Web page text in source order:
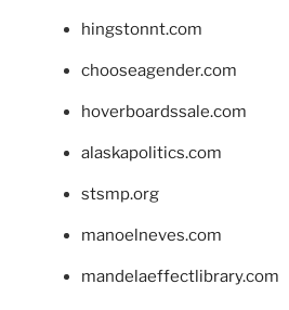
hingstonnt.com
chooseagender.com
hoverboardssale.com
alaskapolitics.com
stsmp.org
manoelneves.com
mandelaeffectlibrary.com